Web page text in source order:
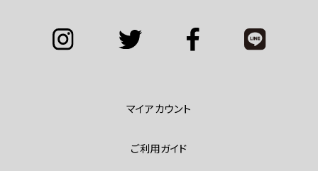
マイアカウント
ご利用ガイド